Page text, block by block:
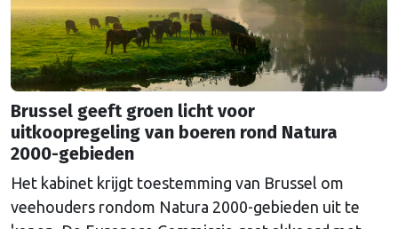
Brussel geeft groen licht voor
uitkoopregeling van boeren rond Natura
2000-gebieden
Het kabinet krijgt toestemming van Brussel om
veehouders rondom Natura 2000-gebieden uit te
kopen. De Europese Commissie gaat akkoord met